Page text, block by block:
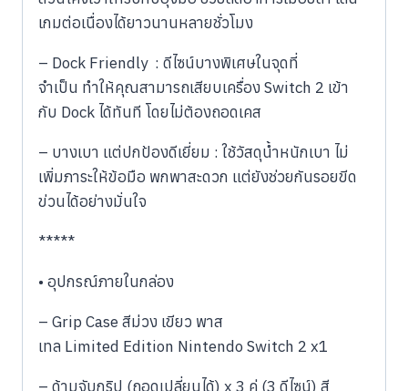
เกมต่อเนื่องได้ยาวนานหลายชั่วโมง
– Dock Friendly : ดีไซน์บางพิเศษในจุดที่
จำเป็น ทำให้คุณสามารถเสียบเครื่อง Switch 2 เข้า
กับ Dock ได้ทันที โดยไม่ต้องถอดเคส
– บางเบา แต่ปกป้องดีเยี่ยม : ใช้วัสดุน้ำหนักเบา ไม่
เพิ่มภาระให้ข้อมือ พกพาสะดวก แต่ยังช่วยกันรอยขีด
ข่วนได้อย่างมั่นใจ
*****
• อุปกรณ์ภายในกล่อง
– Grip Case สีม่วง เขียว พาส
เทล Limited Edition Nintendo Switch 2 x1
– ด้ามจับกริป (ถอดเปลี่ยนได้) x 3 คู่ (3 ดีไซน์) สี